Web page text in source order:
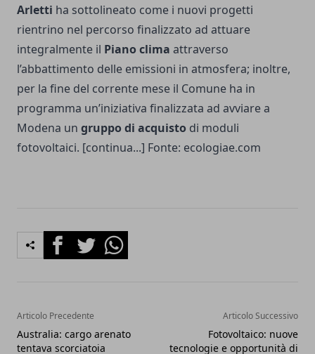
Arletti ha sottolineato come i nuovi progetti
rientrino nel percorso finalizzato ad attuare
integralmente il Piano clima attraverso
l’abbattimento delle emissioni in atmosfera; inoltre,
per la fine del corrente mese il Comune ha in
programma un’iniziativa finalizzata ad avviare a
Modena un gruppo di acquisto di moduli
fotovoltaici. [continua...] Fonte: ecologiae.com
FacebookTwitterWhatsapp
Articolo Precedente
Australia: cargo arenato
tentava scorciatoia
Articolo Successivo
Fotovoltaico: nuove
tecnologie e opportunità di